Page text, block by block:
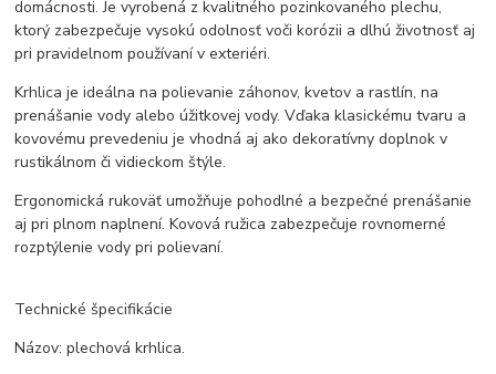
domácnosti. Je vyrobená z kvalitného pozinkovaného plechu,
ktorý zabezpečuje vysokú odolnosť voči korózii a dlhú životnosť aj
pri pravidelnom používaní v exteriéri.
Krhlica je ideálna na polievanie záhonov, kvetov a rastlín, na
prenášanie vody alebo úžitkovej vody. Vďaka klasickému tvaru a
kovovému prevedeniu je vhodná aj ako dekoratívny doplnok v
rustikálnom či vidieckom štýle.
Ergonomická rukoväť umožňuje pohodlné a bezpečné prenášanie
aj pri plnom naplnení. Kovová ružica zabezpečuje rovnomerné
rozptýlenie vody pri polievaní.
Technické špecifikácie
Názov: plechová krhlica.